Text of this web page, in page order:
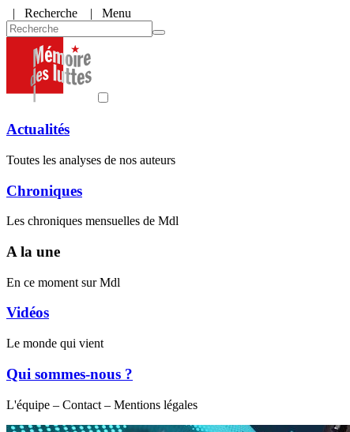
| Recherche | Menu
Actualités
Toutes les analyses de nos auteurs
Chroniques
Les chroniques mensuelles de Mdl
A la une
En ce moment sur Mdl
Vidéos
Le monde qui vient
Qui sommes-nous ?
L'équipe – Contact – Mentions légales